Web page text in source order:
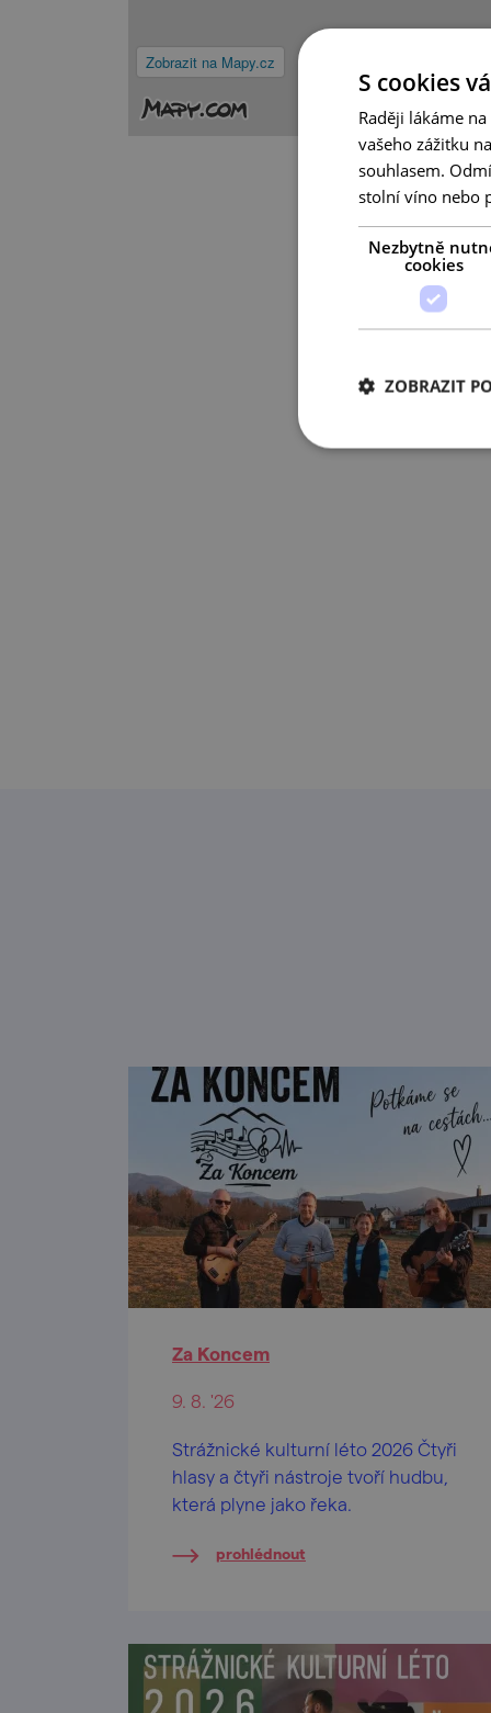
Zobrazit na Mapy.cz
Za Koncem
9. 8. '26
Strážnické kulturní léto 2026 Čtyři
hlasy a čtyři nástroje tvoří hudbu,
která plyne jako řeka.
prohlédnout
S cookies
Raději lákáme
vašeho zážitku
souhlasem.
stolní víno nebo
Nezbytně
cookies
ZOBRAZIT